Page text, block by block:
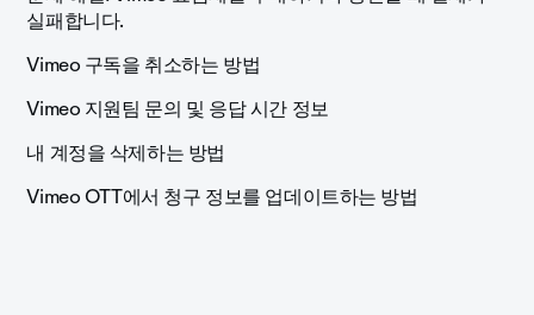
실패합니다.
Vimeo 구독을 취소하는 방법
Vimeo 지원팀 문의 및 응답 시간 정보
내 계정을 삭제하는 방법
Vimeo OTT에서 청구 정보를 업데이트하는 방법